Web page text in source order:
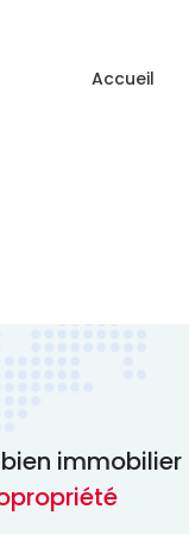
Accueil
immobilier